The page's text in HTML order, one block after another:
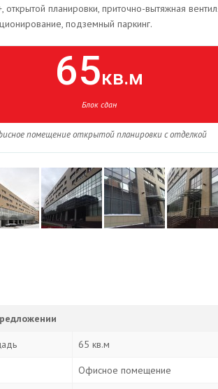
открытой планировки, приточно-вытяжная
подземный паркинг.
65кв.м
Блок сдан
помещение открытой планировки с отделкой
65 кв.м
Офисное помещение